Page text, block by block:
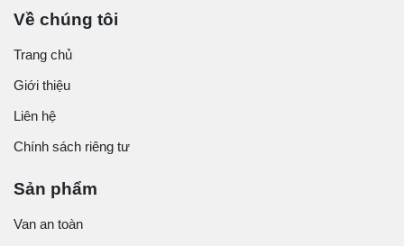
Về chúng tôi
Trang chủ
Giới thiệu
Liên hệ
Chính sách riêng tư
Sản phẩm
Van an toàn